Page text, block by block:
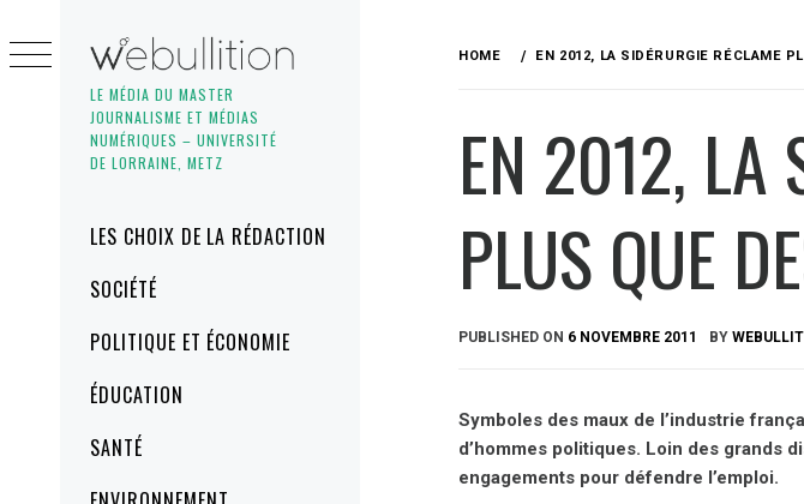
LE MÉDIA DU MASTER
JOURNALISME ET MÉDIAS
NUMÉRIQUES – UNIVERSITÉ
DE LORRAINE, METZ
MenuLES CHOIX DE LA RÉDACTION
SOCIÉTÉ
POLITIQUE ET ÉCONOMIE
ÉDUCATION
SANTÉ
to
content
HOME EN 2012, LA SIDÉRURGIE RÉCLAME
EN 2012, LA
PLUS QUE
PUBLISHED ON 6 NOVEMBRE 2011 BY
Symboles des maux de l’industrie
d’hommes politiques. Loin des grands
engagements pour défendre l’emploi.